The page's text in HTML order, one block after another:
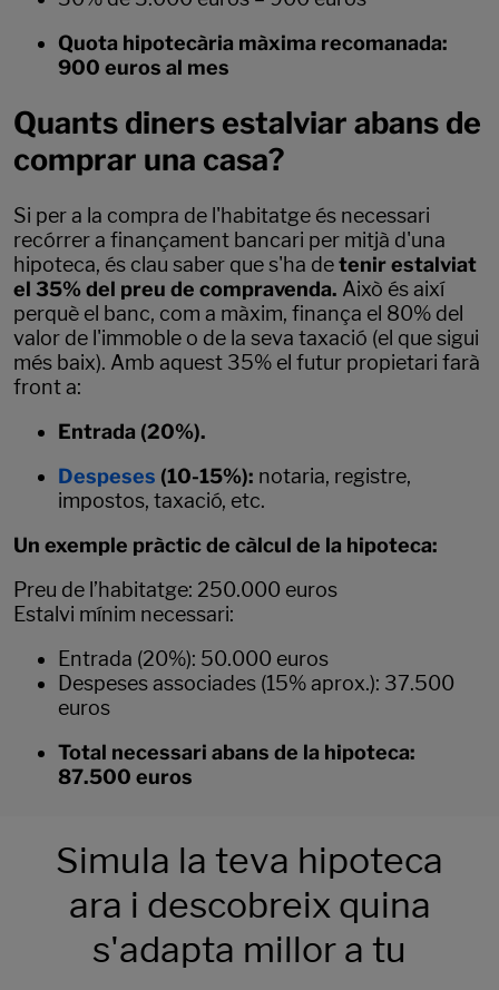
Quota hipotecària màxima recomanada:
900 euros al mes
Quants diners estalviar abans de
comprar una casa?
Si per a la compra de l'habitatge és necessari
recórrer a finançament bancari per mitjà d'una
hipoteca, és clau saber que s'ha detenir estalviat
el 35% del preu de compravenda. Això és així
perquè el banc, com a màxim, finança el 80% del
valor de l'immoble o de la seva taxació (el que sigui
més baix). Amb aquest 35% el futur propietari farà
front a:
Entrada (20%).
Despeses (10-15%): notaria, registre,
impostos, taxació, etc.
Un exemple pràctic de càlcul de la hipoteca:
Preu de l’habitatge: 250.000 euros
Estalvi mínim necessari:
Entrada (20%): 50.000 euros
Despeses associades (15% aprox.): 37.500
euros
Total necessari abans de la hipoteca:
87.500 euros
Simula la teva hipoteca
ara i descobreix quina
s'adapta millor a tu